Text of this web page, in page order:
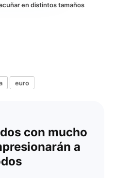
en distintos tamaños
euro
con mucho
a